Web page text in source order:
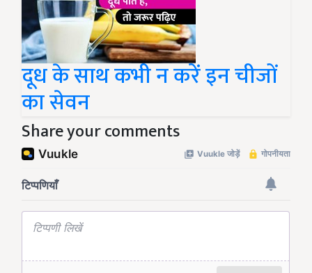
दूध के साथ कभी न करें इन चीजों
का सेवन
Share your comments